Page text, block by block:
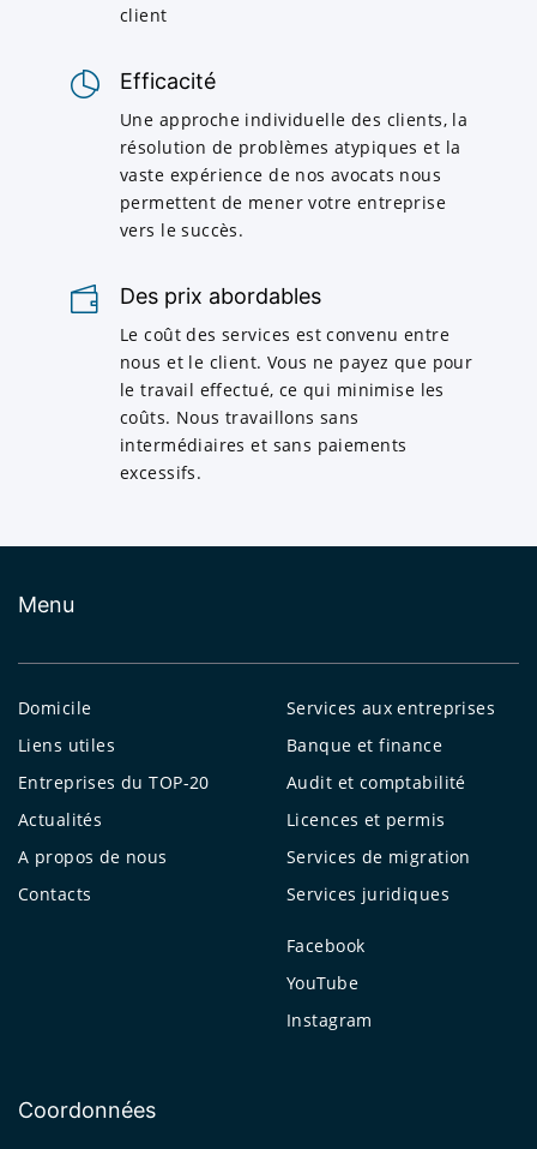
client
Efficacité
Une approche individuelle des clients, la
résolution de problèmes atypiques et la
vaste expérience de nos avocats nous
permettent de mener votre entreprise
vers le succès.
Des prix abordables
Le coût des services est convenu entre
nous et le client. Vous ne payez que pour
le travail effectué, ce qui minimise les
coûts. Nous travaillons sans
intermédiaires et sans paiements
excessifs.
Menu
Domicile
Liens utiles
Entreprises du TOP-20
Actualités
A propos de nous
Contacts
Services aux entreprises
Banque et finance
Audit et comptabilité
Licences et permis
Services de migration
Services juridiques
Facebook
YouTube
Instagram
Coordonnées